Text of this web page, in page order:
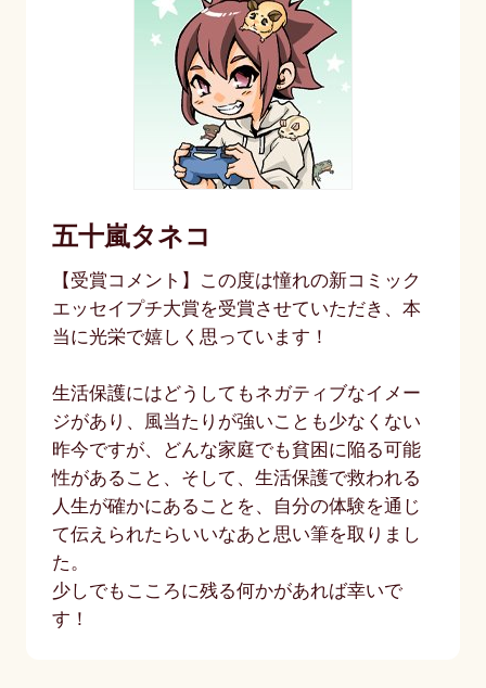
五十嵐タネコ
【受賞コメント】この度は憧れの新コミック
エッセイプチ大賞を受賞させていただき、本
当に光栄で嬉しく思っています！
生活保護にはどうしてもネガティブなイメー
ジがあり、風当たりが強いことも少なくない
昨今ですが、どんな家庭でも貧困に陥る可能
性があること、そして、生活保護で救われる
人生が確かにあることを、自分の体験を通じ
て伝えられたらいいなあと思い筆を取りまし
た。
少しでもこころに残る何かがあれば幸いで
す！